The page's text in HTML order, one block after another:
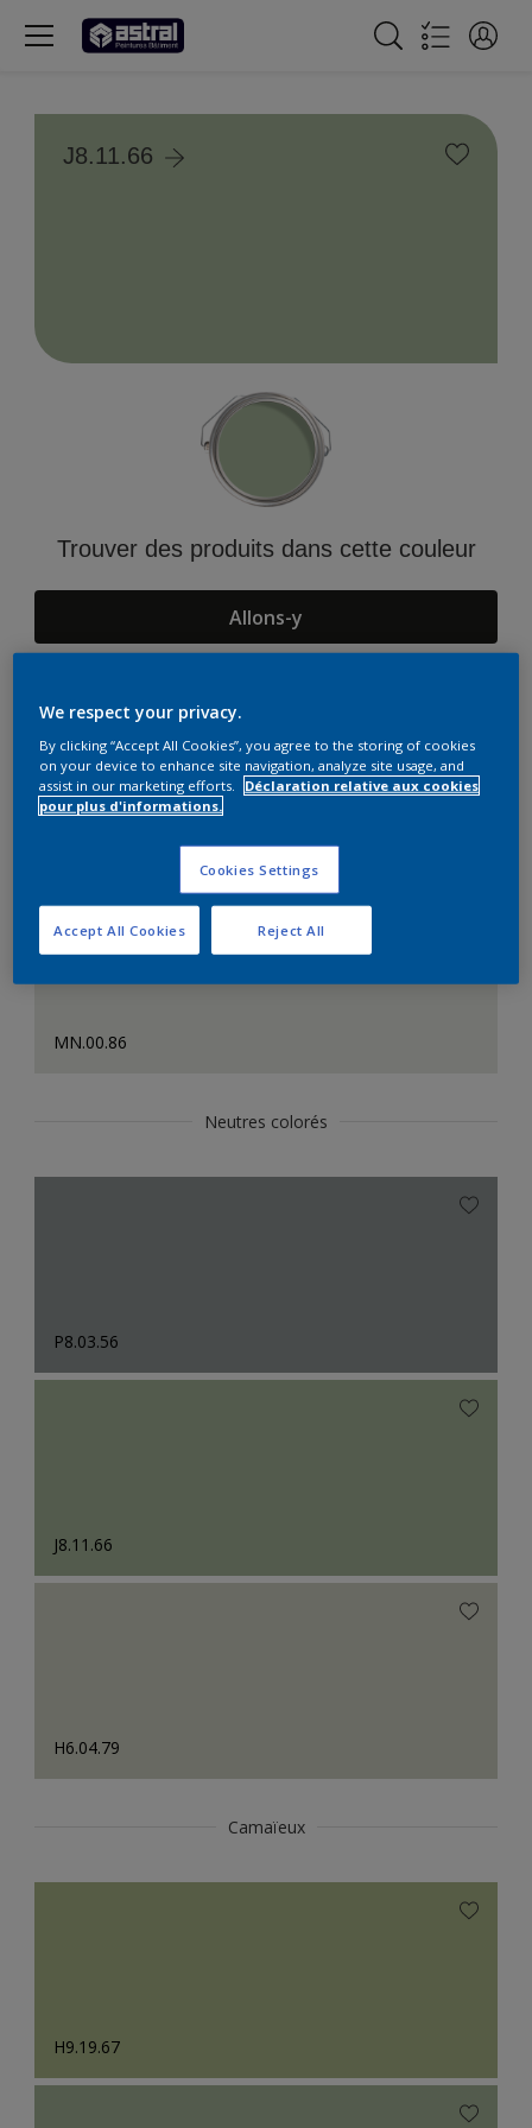
J8.11.66
Trouver des produits dans cette couleur
Allons-y
Suggestions d'Harmonies
MN.00.86
Neutres colorés
P8.03.56
J8.11.66
H6.04.79
Camaïeux
H9.19.67
We respect your privacy.
By clicking “Accept All Cookies”, you agree to the storing of cookies
on your device to enhance site navigation, analyze site usage, and
assist in our marketing efforts.
Déclaration relative aux cookies
pour plus d'informations.
Cookies Settings
Reject All
Accept All Cookies